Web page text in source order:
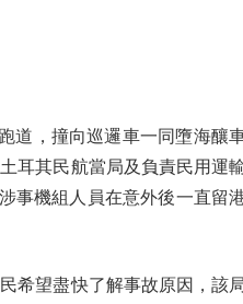
，撞向巡邏車一同墮海釀
耳其民航當局及負責民用運
事機組人員在意外後一直留
希望盡快了解事故原因，該